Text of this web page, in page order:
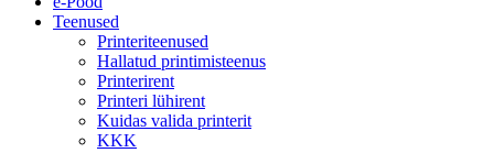
Teenused
Printeriteenused
Hallatud printimisteenus
Printerirent
Printeri lühirent
Kuidas valida printerit
KKK